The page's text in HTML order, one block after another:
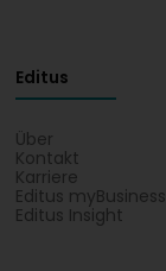
Editus
Über
Kontakt
Karriere
Editus myBusiness
Editus Insight